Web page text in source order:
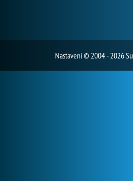
Nastavení© 2004 - 2026